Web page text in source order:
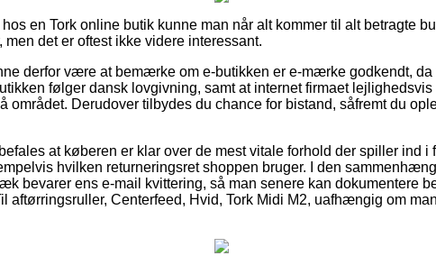
en Tork online butik kunne man når alt kommer til alt betragte
det er oftest ikke videre interessant.
derfor være at bemærke om e-butikken er e-mærke godkendt,
følger dansk lovgivning, samt at internet firmaet
området. Derudover tilbydes du chance for bistand, såfremt du
at køberen er klar over de mest vitale forhold der spiller ind i
hvilken returneringsret shoppen bruger. I den
bevarer ens e-mail kvittering, så man senere kan dokumentere
aftørringsruller, Centerfeed, Hvid, Tork Midi M2, uafhængig om